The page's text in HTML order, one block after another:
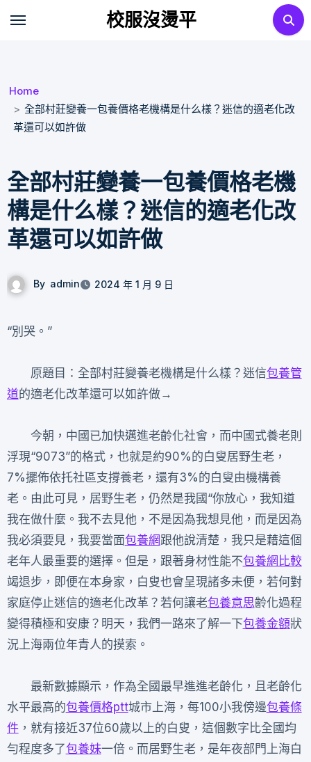
校服沒燙平
Home
全部村莊變養一包養價格老機構是什么樣？迷信的適老化改
革還可以如許做
全部村莊變養一包養價格老機
構是什么樣？迷信的適老化改
革還可以如許做
By admin 2024 年 1 月 9 日
“別哭。”
原題目：全部村莊變養老機構是什么樣？迷信包養管
道的適老化改革還可以如許做→
今朝，中國已加快邁進老齡化社會，而中國式養老則
浮現“9073”的格式，也就是約90%的白叟居野生老，
7%擺佈依托社區支撐養老，還有3%的白叟由機構養
老。由此可見，居野生老，仍然是我國“你放心，我知道
我在做什麼。我不去見他，不是因為我想見他，而是因為
我必須要見，我要當面包養網跟他說清楚，我只是藉這個
老年人最重要的選擇。但是，跟著身材性能不包養網比較
竭退步，即便在本身家，白叟也會呈現諸多未便，若何對
家庭停止迷信的適老化改革？若何讓老包養意思齡化過程
變得積極和安康？明天，我們一路來了解一下包養金額狀
況上海兩位年青人的摸索。
最新數據顯示，作為全國最早進進老齡化，且老齡化
水平最高的包養價格ptt城市上海，每100小我傍邊包養條
件，就有接近37位60歲以上的白叟，這個數字比全國均
勻程度多了包養妹一倍。而居野生老，是年夜部門上海白